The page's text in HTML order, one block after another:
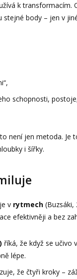
k transformacím.
stejné body – jen v
schopnosti,
není jen metoda. Je
i šířky.
v rytmech (Buzsáki,
efektivněji a bez
říká, že když se učivo
lépe.
že čtyři kroky –